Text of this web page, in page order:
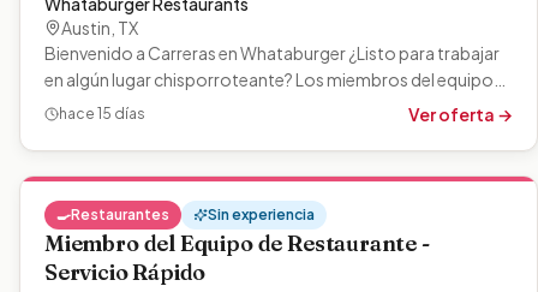
Austin TX
Bienvenido a Carreras en Whataburger ¿Listo para trabajar
en algún lugar chisporroteante? Los miembros del equipo
de nuestro restaurante…
hace 15 días Ver oferta →
🍳Restaurantes Sin experiencia
Miembro del Equipo de Restaurante -
Servicio Rápido